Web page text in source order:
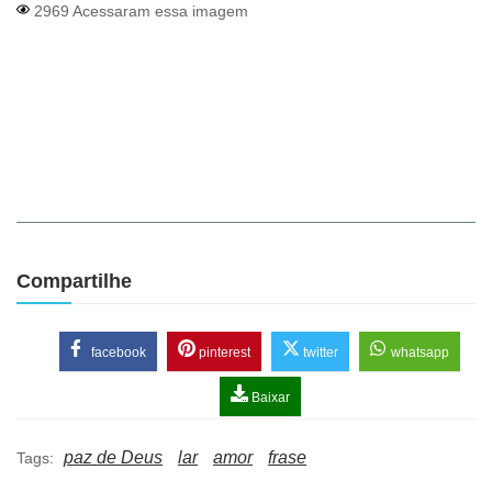
2969 Acessaram essa imagem
Compartilhe
facebook pinterest twitter whatsapp
Baixar
Tags: paz de Deus lar amor frase